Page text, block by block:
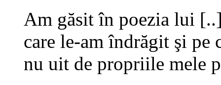
Am găsit în poezia lui
care le-am îndrăgit şi pe
nu uit de propriile mele